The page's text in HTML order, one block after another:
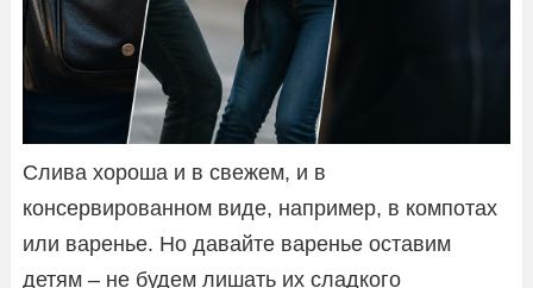
Слива хороша и в свежем, и в
консервированном виде, например, в компотах
или варенье. Но давайте варенье оставим
детям – не будем лишать их сладкого